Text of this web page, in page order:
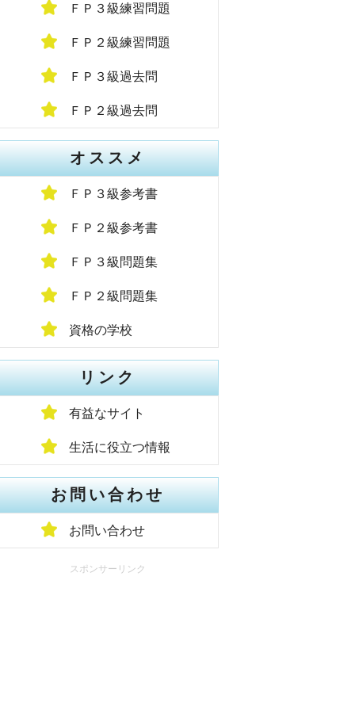
ＦＰ３級練習問題
ＦＰ２級練習問題
ＦＰ３級過去問
ＦＰ２級過去問
オススメ
ＦＰ３級参考書
ＦＰ２級参考書
ＦＰ３級問題集
ＦＰ２級問題集
資格の学校
リンク
有益なサイト
生活に役立つ情報
お問い合わせ
お問い合わせ
スポンサーリンク